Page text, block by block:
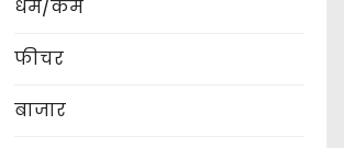
धर्म/कर्म
फीचर
बाजार